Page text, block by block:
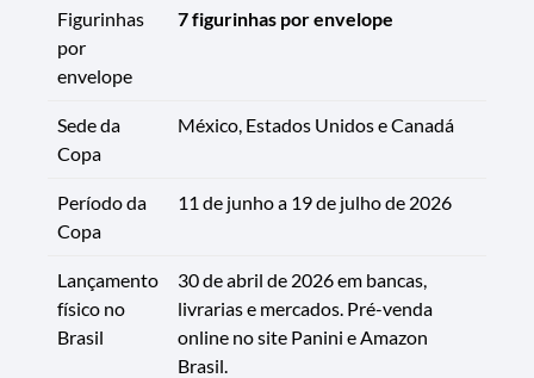
Figurinhas
por
envelope
7 figurinhas por envelope
Sede da
Copa
México, Estados Unidos e Canadá
Período da
Copa
11 de junho a 19 de julho de 2026
Lançamento
físico no
Brasil
30 de abril de 2026 em bancas,
livrarias e mercados. Pré-venda
online no site Panini e Amazon
Brasil.